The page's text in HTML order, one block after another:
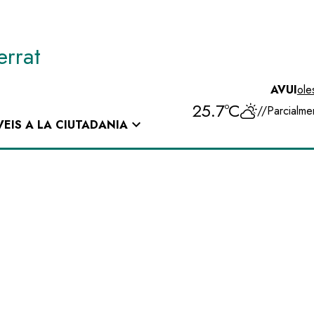
A LA CIUTADANIAexpand_more
AVUI
25.7ºC //